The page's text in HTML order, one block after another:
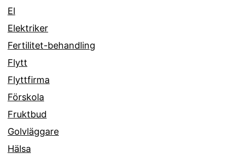
El
Elektriker
Fertilitet-behandling
Flytt
Flyttfirma
Förskola
Fruktbud
Golvläggare
Hälsa